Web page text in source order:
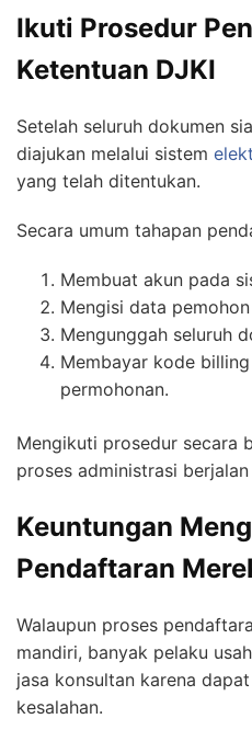
Ikuti Prosedur
Ketentuan DJKI
Setelah seluruh dokumen
diajukan melalui sistem
yang telah ditentukan.
Secara umum tahapan
Membuat akun pada
Mengisi data
Mengunggah seluruh
Membayar kode
permohonan.
Mengikuti prosedur secara
proses administrasi
Keuntungan
Pendaftaran
Walaupun proses
mandiri, banyak pelaku
jasa konsultan karena
kesalahan.